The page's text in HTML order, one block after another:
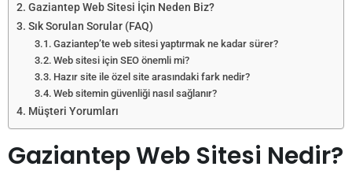
Gaziantep Web Sitesi İçin Neden Biz?
Sık Sorulan Sorular (FAQ)
Gaziantep’te web sitesi yaptırmak ne kadar sürer?
Web sitesi için SEO önemli mi?
Hazır site ile özel site arasındaki fark nedir?
Web sitemin güvenliği nasıl sağlanır?
Müşteri Yorumları
Gaziantep Web Sitesi Nedir?